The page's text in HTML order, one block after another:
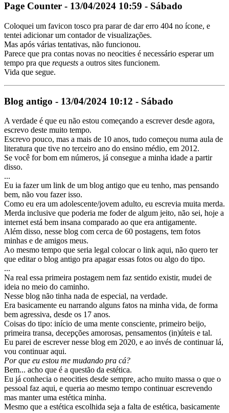
Page Counter - 13/04/2024 10:59 - Sábado
Coloquei um favicon tosco pra parar de dar erro 404 no ícone, e
tentei adicionar um contador de visualizações.
Mas após várias tentativas, não funcionou.
Parece que pra contas novas no neocities é necessário esperar um
tempo pra que requests a outros sites funcionem.
Vida que segue.
Blog antigo - 13/04/2024 10:12 - Sábado
A verdade é que eu não estou começando a escrever desde agora,
escrevo deste muito tempo.
Escrevo pouco, mas a mais de 10 anos, tudo começou numa aula de
literatura que tive no terceiro ano do ensino médio, em 2012.
Se você for bom em números, já consegue a minha idade a partir
disso.
...
Eu ia fazer um link de um blog antigo que eu tenho, mas pensando
bem, não vou fazer isso.
Como eu era um adolescente/jovem adulto, eu escrevia muita merda.
Merda inclusive que poderia me foder de algum jeito, não sei, hoje a
internet está bem insana comparado ao que era antigamente.
Além disso, nesse blog com cerca de 60 postagens, tem fotos
minhas e de amigos meus.
Ao mesmo tempo que seria legal colocar o link aqui, não quero ter
que editar o blog antigo pra apagar essas fotos ou algo do tipo.
...
Na real essa primeira postagem nem faz sentido existir, mudei de
ideia no meio do caminho.
Nesse blog não tinha nada de especial, na verdade.
Era basicamente eu narrando alguns fatos na minha vida, de forma
bem agressiva, desde os 17 anos.
Coisas do tipo: início de uma mente consciente, primeiro beijo,
primeira transa, decepções amorosas, pensamentos (in)úteis e tal.
Eu parei de escrever nesse blog em 2020, e ao invés de continuar lá,
vou continuar aqui.
Por que eu estou me mudando pra cá?
Bem... acho que é a questão da estética.
Eu já conhecia o neocities desde sempre, acho muito massa o que o
pessoal faz aqui, e queria ao mesmo tempo continuar escrevendo
mas manter uma estética minha.
Mesmo que a estética escolhida seja a falta de estética, basicamente